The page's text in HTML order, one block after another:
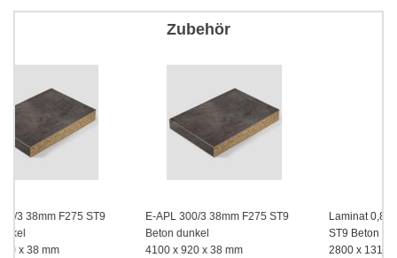
Zubehör
E-APL 300/3 38mm F275 ST9
4100 x 920 x 38 mm
Laminat 0,8mm EGGER F275
2800 x 1310 x 0,8 mm